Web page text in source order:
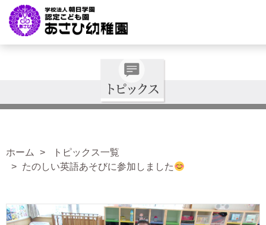
ホーム
トピックス一覧
たのしい英語あそびに参加しました